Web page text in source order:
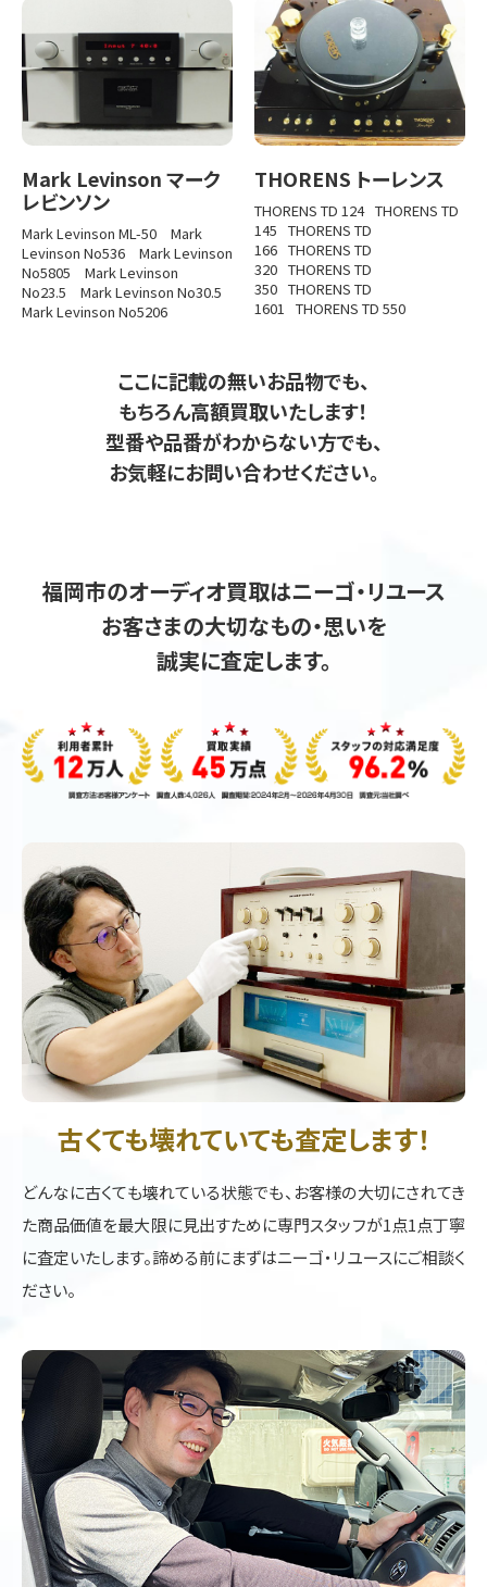
Mark Levinson マーク
レビンソン
Mark Levinson ML-50
Mark
Levinson No536
Mark Levinson
No5805
Mark Levinson
No23.5
Mark Levinson No30.5
Mark Levinson No5206
THORENS トーレンス
THORENS TD 124 THORENS TD
145 THORENS TD
166 THORENS TD
320 THORENS TD
350 THORENS TD
1601 THORENS TD 550
ここに記載の無いお品物でも、
もちろん高額買取いたします！
型番や品番がわからない方でも、
お気軽にお問い合わせください。
福岡市のオーディオ買取はニーゴ・リユース
お客さまの大切なもの・思いを
誠実に査定します。
古くても壊れていても査定します！
どんなに古くても壊れている状態でも、お客様の大切にされてき
た商品価値を最大限に見出すために専門スタッフが1点1点丁寧
に査定いたします。諦める前にまずはニーゴ・リユースにご相談く
ださい。